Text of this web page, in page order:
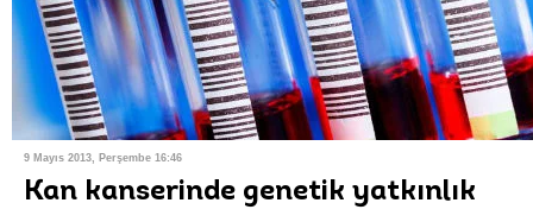
9 Mayıs 2013, Perşembe 16:46
Kan kanserinde genetik yatkınlık